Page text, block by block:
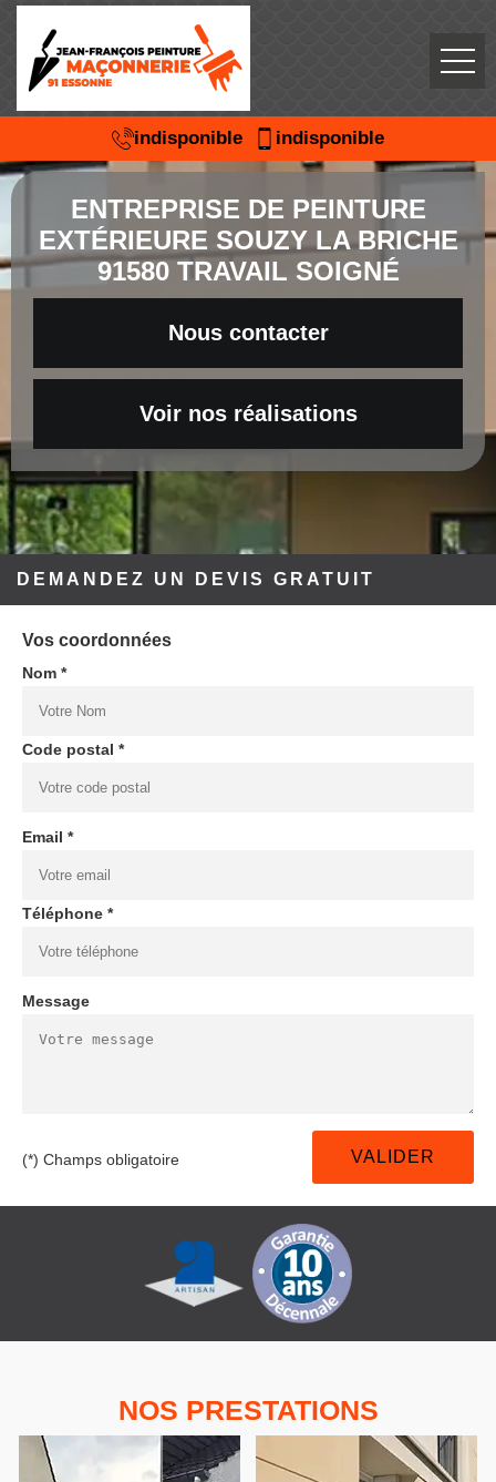
indisponible indisponible
ENTREPRISE DE PEINTURE
EXTÉRIEURE SOUZY LA BRICHE
91580 TRAVAIL SOIGNÉ
Nous contacter
Voir nos réalisations
DEMANDEZ UN DEVIS GRATUIT
Vos coordonnées
Nom *
Code postal *
Email *
Téléphone *
Message
(*) Champs obligatoire
NOS PRESTATIONS